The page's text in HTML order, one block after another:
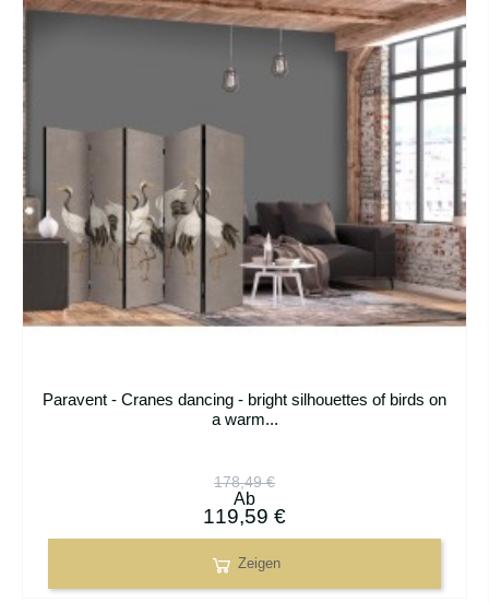
Paravent - Cranes dancing - bright silhouettes of birds on
a warm...
178,49 €
Ab
119,59 €
Zeigen